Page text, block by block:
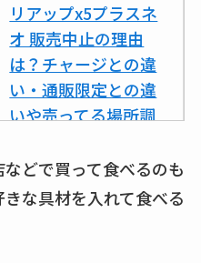
リアップx5プラスネ
オ 販売中止の理由
は？チャージとの違
い・通販限定との違
いや売ってる場所調
ココネシャンプー詰
め替えはどこで売っ
どで買って食べるのも
な具材を入れて食べる